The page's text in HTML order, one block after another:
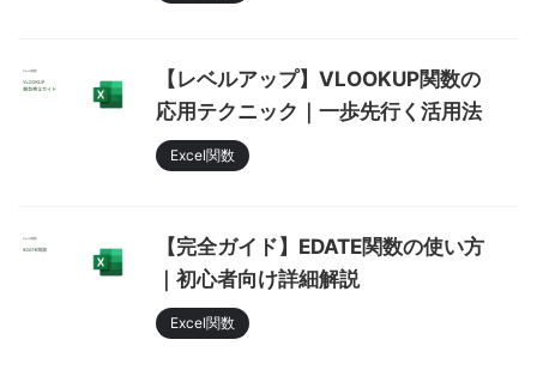
【レベルアップ】VLOOKUP関数の
応用テクニック｜一歩先行く活用法
Excel関数
【完全ガイド】EDATE関数の使い方
｜初心者向け詳細解説
Excel関数